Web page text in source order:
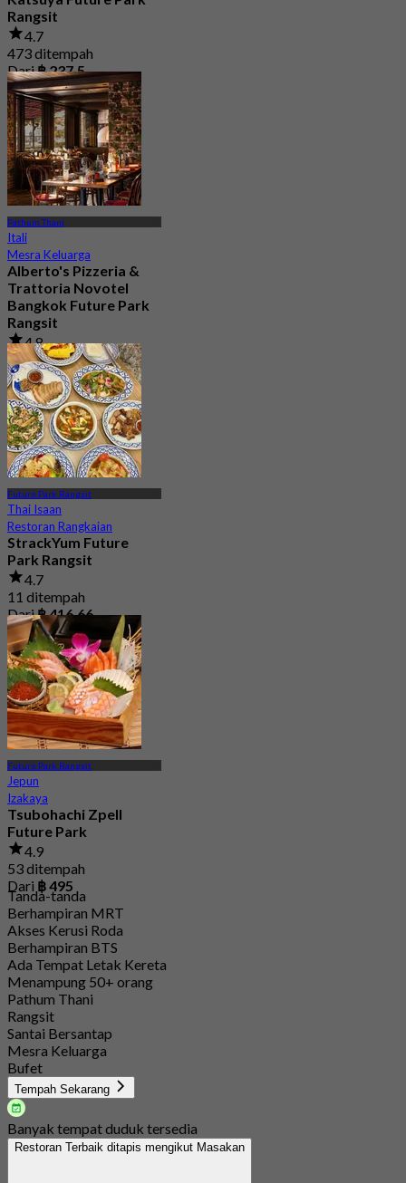
Rangsit
4.7
473 ditempah
Dari฿ 237.5
Pathum Thani
Itali
Mesra Keluarga
Alberto's Pizzeria &
Trattoria Novotel
Bangkok Future Park
Rangsit
4.8
347 ditempah
Dari฿ 635
Future Park Rangsit
Thai Isaan
Restoran Rangkaian
StrackYum Future
Park Rangsit
4.7
11 ditempah
Dari฿ 416.66
Future Park Rangsit
Jepun
Izakaya
Tsubohachi Zpell
Future Park
4.9
53 ditempah
Dari ฿ 495
Tanda-tanda
Berhampiran MRT
Akses Kerusi Roda
Berhampiran BTS
Ada Tempat Letak Kereta
Menampung 50+ orang
Pathum Thani
Rangsit
Santai Bersantap
Mesra Keluarga
Bufet
Tempah Sekarang
Banyak tempat duduk tersedia
Restoran Terbaik ditapis mengikut Masakan